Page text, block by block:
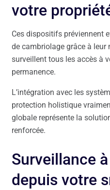
votre
Ces dispositifs préviennent
de cambriolage grâce à
surveillent tous les accès à
permanence.
L’intégration avec les
protection holistique
globale représente la
renforcée.
Surveillance
depuis votre